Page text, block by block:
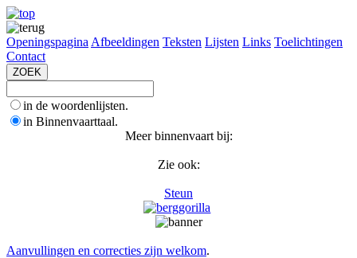
Openingspagina Afbeeldingen Teksten Lijsten Links Toelichtingen
Contact
in de woordenlijsten.
in Binnenvaarttaal.
Meer binnenvaart bij:
Zie ook:
Steun
Aanvullingen en correcties zijn welkom.